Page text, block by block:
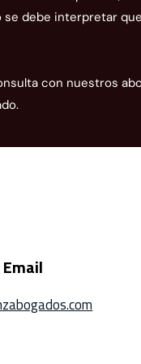
implica para su
debe interpretar
con nuestros
Email